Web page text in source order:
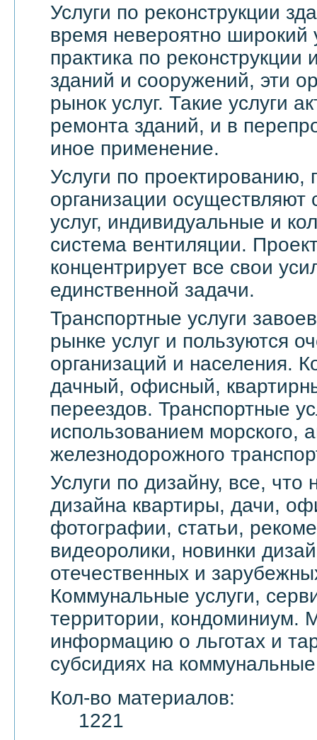
Услуги по реконструкции
время невероятно широкий
практика по реконструкции
зданий и сооружений, эти
рынок услуг. Такие услуги
ремонта зданий, и в
иное применение.
Услуги по проектированию,
организации осуществляют
услуг, индивидуальные и
система вентиляции.
концентрирует все свои
единственной задачи.
Транспортные услуги
рынке услуг и пользуются
организаций и населения.
дачный, офисный,
переездов. Транспортные
использованием морского,
железнодорожного
Услуги по дизайну, все, что
дизайна квартиры, дачи,
фотографии, статьи,
видеоролики, новинки
отечественных и
Коммунальные услуги,
территории, кондоминиум.
информацию о льготах и
субсидиях на коммунальные
Кол-во материалов:
1221